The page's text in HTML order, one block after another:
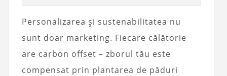
Personalizarea și sustenabilitatea nu
sunt doar marketing. Fiecare călătorie
are carbon offset – zborul tău este
compensat prin plantarea de păduri